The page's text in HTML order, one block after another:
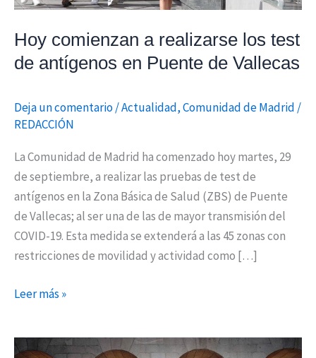
Hoy comienzan a realizarse los test
de antígenos en Puente de Vallecas
Deja un comentario/Actualidad,Comunidad de Madrid /
REDACCIÓN
La Comunidad de Madrid ha comenzado hoy martes, 29
de septiembre, a realizar las pruebas de test de
antígenos en la Zona Básica de Salud (ZBS) de Puente
de Vallecas; al ser una de las de mayor transmisión del
COVID-19. Esta medida se extenderá a las 45 zonas con
restricciones de movilidad y actividad como […]
Puente
de
Leer más »
Madrid